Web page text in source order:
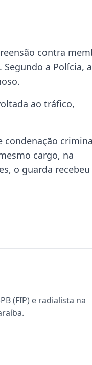
contra
a Polícia, a
ao tráfico,
condenação
cargo, na
o guarda
(FIP) e radialista na